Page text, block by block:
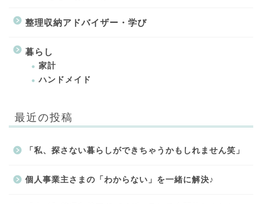
整理収納アドバイザー・学び
暮らし
家計
ハンドメイド
最近の投稿
「私、探さない暮らしができちゃうかもしれません笑」
個人事業主さまの「わからない」を一緒に解決♪